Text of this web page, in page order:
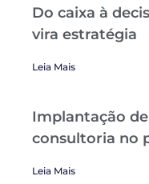
Do caixa à
vira estratégia
Leia Mais
Implantação
consultoria no
Leia Mais